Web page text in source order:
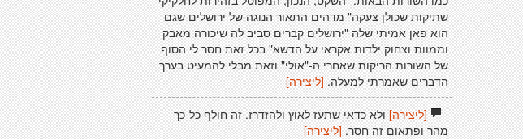
שתיקות שכולן צעקה" מדהים התאור הנוגה של ירושלים שגם
הוא פאן אמיתי שלה "ירושלים קברים סביב לה שיכורה מאבק
וממוות וצחוק ילדות אקראי על הדשא" בכל זאת חסר לי הסוף
של השורות הריקות שאחרי ה-"אולי" וזאת מבלי להמעיט בערך
הדברים שאמרתי למעלה.[ליצירה]
[ליצירה]ולא כדאי שתעז לאוץ ולהזדרז. זה חולף כל-כך
מהר ופתאום זה חסר. [ליצירה]